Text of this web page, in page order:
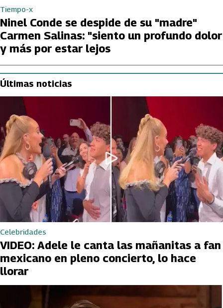
Tiempo-x
Ninel Conde se despide de su "madre"
Carmen Salinas: "siento un profundo dolor
y más por estar lejos
Últimas noticias
Celebridades
VIDEO: Adele le canta las mañanitas a fan
mexicano en pleno concierto, lo hace
llorar